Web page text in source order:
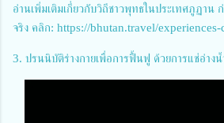
อ่านเพิ่มเติมเกี่ยวกับวิถีชาวพุทธในประเทศภูฏาน
จริง คลิก: https://bhutan.travel/experiences-
3. ปรนนิบัติร่างกายเพื่อการฟื้นฟู ด้วยการแช่อ่าง